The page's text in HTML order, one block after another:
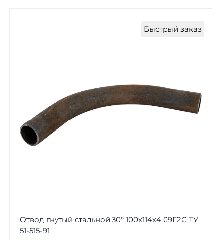
Быстрый заказ
Отвод гнутый стальной 30° 100х114х4 09Г2С ТУ
51-515-91